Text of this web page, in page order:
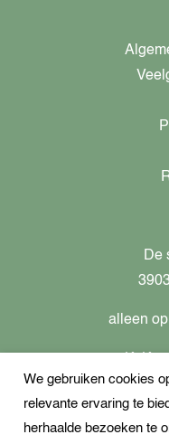
De
alleen
Btw-
We gebruiken cookies
relevante ervaring te
herhaalde bezoeken te